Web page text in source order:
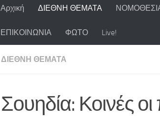
Αρχική ΔΙΕΘΝΗ ΘΕΜΑΤΑ
ΕΠΙΚΟΙΝΩΝΙΑ ΦΩΤΟ Live!
ΔΙΕΘΝΗ ΘΕΜΑΤΑ
Σουηδία: Κοινές